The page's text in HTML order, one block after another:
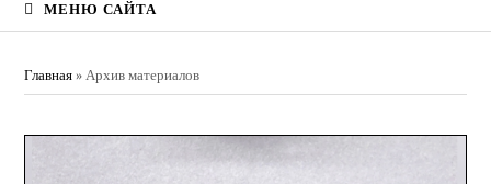
МЕНЮ САЙТА
Главная »Архив материалов